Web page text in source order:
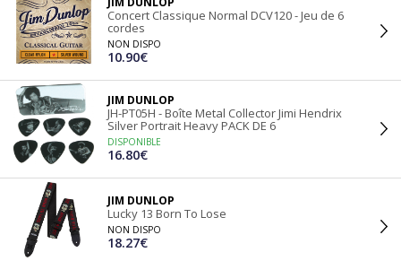
Concert Classique Normal DCV120 - Jeu de 6
cordes
NON DISPO
10.90€
JIM DUNLOP
JH-PT05H - Boîte Metal Collector Jimi Hendrix
Silver Portrait Heavy PACK DE 6
DISPONIBLE
16.80€
JIM DUNLOP
Lucky 13 Born To Lose
NON DISPO
18.27€